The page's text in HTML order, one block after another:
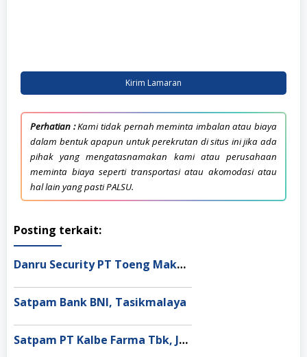
Kirim Lamaran
Perhatian :Kami tidak pernah meminta imbalan atau biaya
dalam bentuk apapun untuk perekrutan di situs ini jika ada
pihak yang mengatasnamakan kami atau perusahaan
meminta biaya seperti transportasi atau akomodasi atau
hal lain yang pasti PALSU.
Posting terkait:
Danru Security PT Toeng Makmur Surabaya
Satpam Bank BNI, Tasikmalaya
Satpam PT Kalbe Farma Tbk, Jakarta Pusat